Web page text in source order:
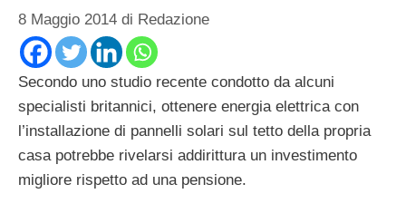
8 Maggio 2014 di Redazione
Secondo uno studio recente condotto da alcuni
specialisti britannici, ottenere energia elettrica con
l’installazione di pannelli solari sul tetto della propria
casa potrebbe rivelarsi addirittura un investimento
migliore rispetto ad una pensione.